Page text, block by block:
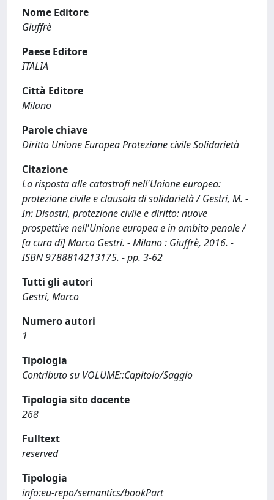
Nome Editore
Giuffrè
Paese Editore
ITALIA
Città Editore
Milano
Parole chiave
Diritto Unione Europea Protezione civile Solidarietà
Citazione
La risposta alle catastrofi nell'Unione europea:
protezione civile e clausola di solidarietà / Gestri, M. -
In: Disastri, protezione civile e diritto: nuove
prospettive nell'Unione europea e in ambito penale /
[a cura di] Marco Gestri. - Milano : Giuffrè, 2016. -
ISBN 9788814213175. - pp. 3-62
Tutti gli autori
Gestri, Marco
Numero autori
1
Tipologia
Contributo su VOLUME::Capitolo/Saggio
Tipologia sito docente
268
Fulltext
reserved
Tipologia
info:eu-repo/semantics/bookPart